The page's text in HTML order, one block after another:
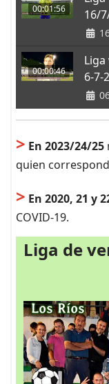
00:01:56
16/
00:00:46
6-7-
> En 2023/24/25
quien
> En 2020, 21 y
COVID-19.
Liga de